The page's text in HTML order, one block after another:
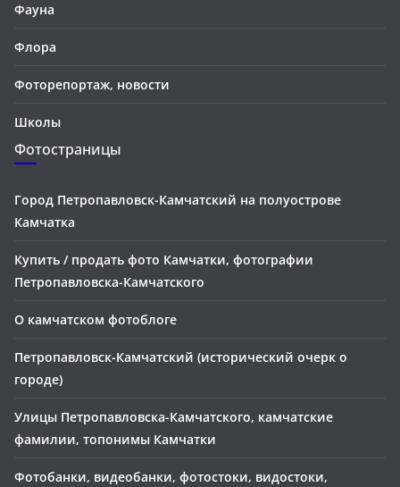
Фауна
Флора
Фоторепортаж, новости
Школы
Фотостраницы
Город Петропавловск-Камчатский на полуострове
Камчатка
Купить / продать фото Камчатки, фотографии
Петропавловска-Камчатского
О камчатском фотоблоге
Петропавловск-Камчатский (исторический очерк о
городе)
Улицы Петропавловска-Камчатского, камчатские
фамилии, топонимы Камчатки
Фотобанки, видеобанки, фотостоки, видостоки,